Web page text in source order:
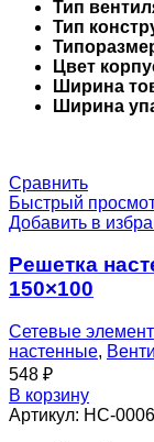
Тип
Тип
Цвет
Ширина
Ширина
Сравнить
Быстрый
Добавить в
Решетка
150×100
Сетевые
настенные,
548 ₽
В корзину
Артикул: НС-